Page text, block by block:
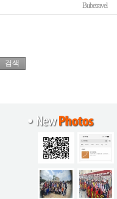
Bubetravel